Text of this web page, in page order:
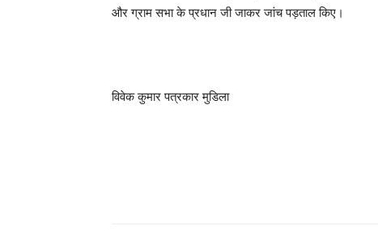
और ग्राम सभा के प्रधान जी जाकर जांच पड़ताल किए।
विवेक कुमार पत्रकार मुडिला